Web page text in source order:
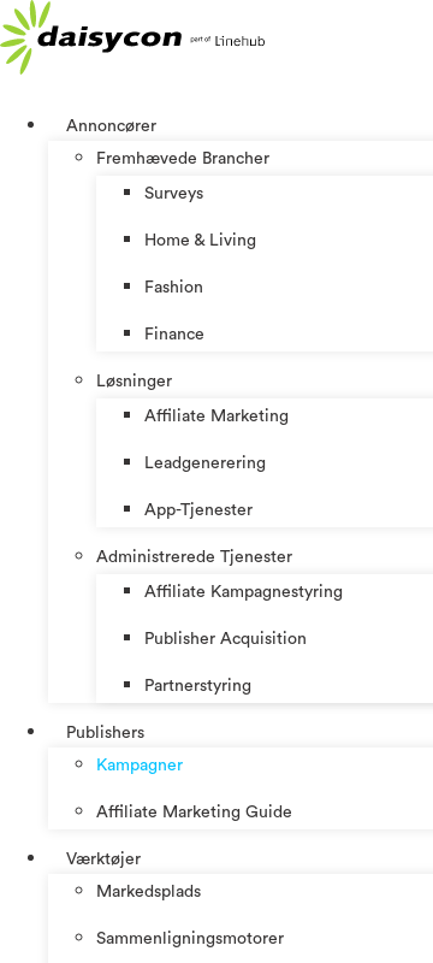
Videre
til
indhold
Annoncører
Fremhævede Brancher
Surveys
Home & Living
Fashion
Finance
Løsninger
Affiliate Marketing
Leadgenerering
App-Tjenester
Administrerede Tjenester
Affiliate Kampagnestyring
Publisher Acquisition
Partnerstyring
Publishers
Kampagner
Affiliate Marketing Guide
Værktøjer
Markedsplads
Sammenligningsmotorer